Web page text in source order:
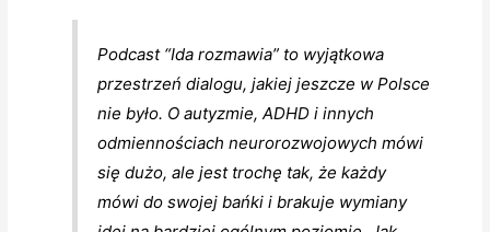
Podcast “Ida rozmawia” to wyjątkowa
przestrzeń dialogu, jakiej jeszcze w Polsce
nie było. O autyzmie, ADHD i innych
odmiennościach neurorozwojowych mówi
się dużo, ale jest trochę tak, że każdy
mówi do swojej bańki i brakuje wymiany